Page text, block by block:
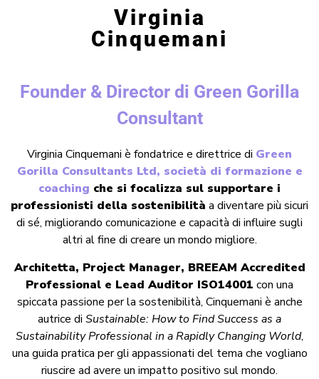
Virginia
Cinquemani
Founder & Director di Green Gorilla
Consultant
Virginia Cinquemani è fondatrice e direttrice di Green
Gorilla Consultants Ltd, società di formazione e
coaching che si focalizza sul supportare i
professionisti della sostenibilità a diventare più sicuri
di sé, migliorando comunicazione e capacità di influire sugli
altri al fine di creare un mondo migliore.
Architetta, Project Manager, BREEAM Accredited
Professional e Lead Auditor ISO14001 con una
spiccata passione per la sostenibilità, Cinquemani è anche
autrice di Sustainable: How to Find Success as a
Sustainability Professional in a Rapidly Changing World,
una guida pratica per gli appassionati del tema che vogliano
riuscire ad avere un impatto positivo sul mondo.